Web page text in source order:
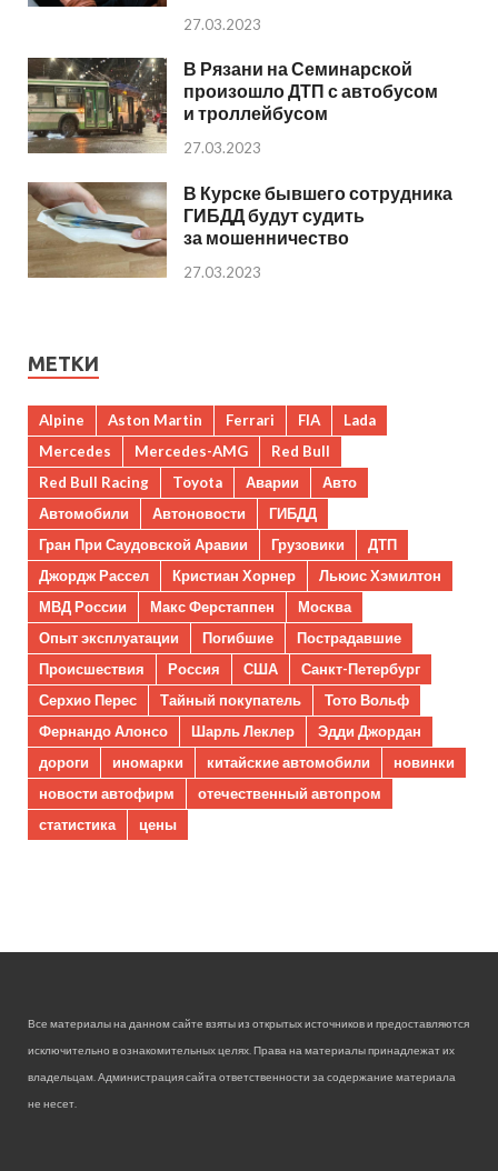
27.03.2023
В Рязани на Семинарской
произошло ДТП с автобусом
и троллейбусом
27.03.2023
В Курске бывшего сотрудника
ГИБДД будут судить
за мошенничество
27.03.2023
МЕТКИ
Alpine Aston Martin Ferrari FIA
Lada
Mercedes
Mercedes-AMG
Red Bull
Red Bull Racing
Toyota Аварии
Авто
Автомобили
Автоновости
ГИБДД
Гран При Саудовской Аравии
Грузовики
ДТП
Джордж Рассел
Кристиан Хорнер
Льюис Хэмилтон
МВД России
Макс Ферстаппен
Москва
Опыт эксплуатации
Погибшие
Пострадавшие
Происшествия
Россия США
Санкт-Петербург
Серхио Перес
Тайный покупатель
Тото Вольф
Фернандо Алонсо
Шарль Леклер
Эдди Джордан
дороги
иномарки китайские автомобили
новинки
новости автофирм
отечественный автопром
статистика
цены
Все материалы на данном сайте взяты из открытых источников и предоставляются
исключительно в ознакомительных целях. Права на материалы принадлежат их
владельцам. Администрация сайта ответственности за содержание материала
не несет.